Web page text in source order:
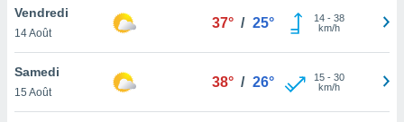
en
Vendredi
14 Août
37° / 25° 14- 38
km/h
Samedi
15 Août
38° / 26° 15- 30
km/h